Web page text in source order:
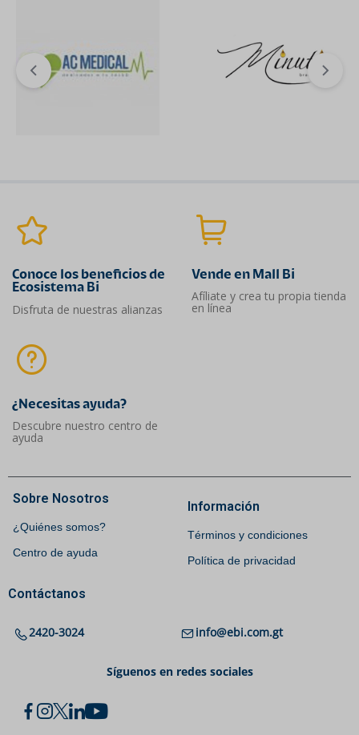
Conoce los beneficios de
Ecosistema Bi
Disfruta de nuestras alianzas
Vende en Mall Bi
Afíliate y crea tu propia tienda
en línea
¿Necesitas ayuda?​
Descubre nuestro centro de
ayuda
Sobre Nosotros
¿Quiénes somos?
Centro de ayuda
Información
Términos y condiciones
Política de privacidad
Contáctanos
2420-3024 info@ebi.com.gt
Síguenos en redes sociales